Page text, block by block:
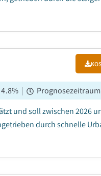
4.8% | Prognosezeitraum
und soll zwischen 2026
durch schnelle